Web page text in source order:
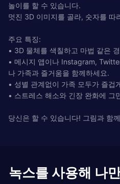
놀이를 할 수 있습니다.
멋진 3D 이미지를 골라, 숫자를 따
주요 특징:
• 3D 물체를 색칠하고 마법 같은
• 메시지 앱이나 Instagram,
나 가족과 즐거움을 함께하세요.
• 성별 관계없이 가족 모두가 즐겁
• 스트레스 해소와 긴장 완화에 그
당신은 할 수 있습니다! 그림과 함
녹스를 사용해 나